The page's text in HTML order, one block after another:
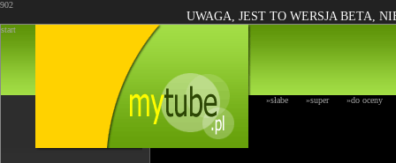
902
UWAGA, JEST TO WERSJA BETA,
start
»słabe »super »do oceny